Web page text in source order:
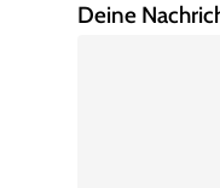
Deine